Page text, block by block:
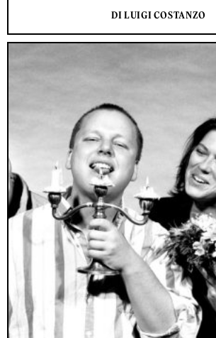
DI LUIGI COSTANZO